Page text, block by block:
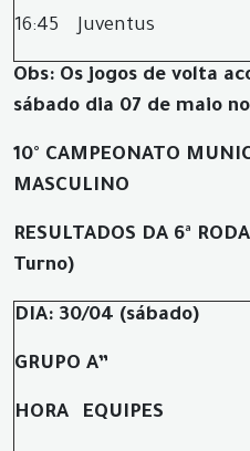
16:45 Juventus
Obs: Os jogos de volta
sábado dia 07 de maio
10° CAMPEONATO
MASCULINO
RESULTADOS DA 6ª
Turno)
DIA: 30/04 (sábado)
GRUPO A”
HORA EQUIPES